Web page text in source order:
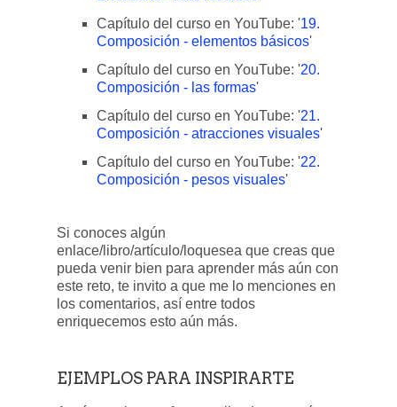
Capítulo del curso en YouTube: '19.
Composición - elementos básicos'
Capítulo del curso en YouTube: '20.
Composición - las formas'
Capítulo del curso en YouTube: '21.
Composición - atracciones visuales'
Capítulo del curso en YouTube: '22.
Composición - pesos visuales'
Si conoces algún
enlace/libro/artículo/loquesea que creas que
pueda venir bien para aprender más aún con
este reto, te invito a que me lo menciones en
los comentarios, así entre todos
enriquecemos esto aún más.
EJEMPLOS PARA INSPIRARTE